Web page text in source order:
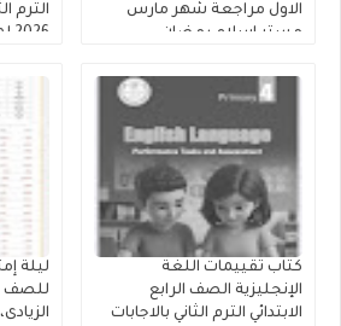
الاول مراجعة شهر مارس
مستر إسلام رمضان.
الترم
2026 لمستر عرفات الحلاب
كتاب تقييمات اللغة
الإنجليزية الصف الرابع
الابتدائي الترم الثاني بالاجابات
ليلة
للصف